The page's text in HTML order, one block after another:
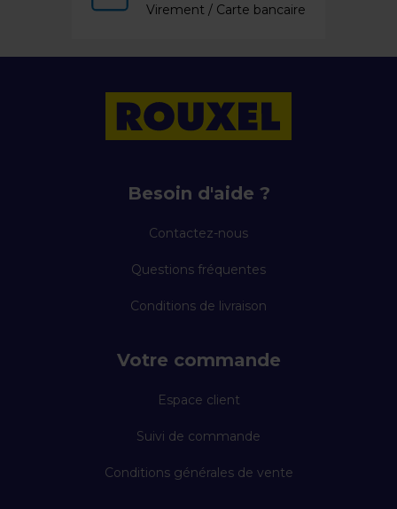
Virement / Carte bancaire
Besoin d'aide ?
Contactez-nous
Questions fréquentes
Conditions de livraison
Votre commande
Espace client
Suivi de commande
Conditions générales de vente